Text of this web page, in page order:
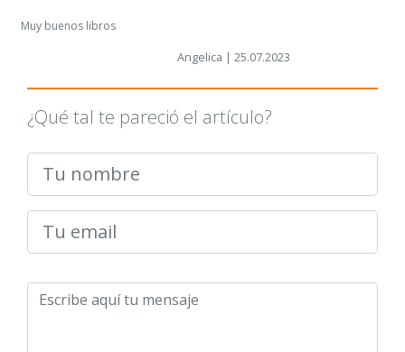
Muy buenos libros
Angelica | 25.07.2023
¿Qué tal te pareció el artículo?